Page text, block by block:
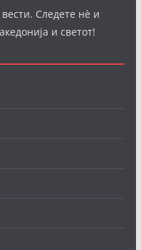
Следете нè и
и светот!